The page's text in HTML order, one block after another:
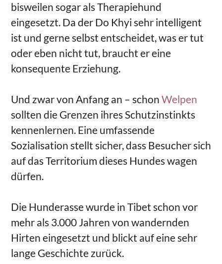
bisweilen sogar als Therapiehund
eingesetzt. Da der Do Khyi sehr intelligent
ist und gerne selbst entscheidet, was er tut
oder eben nicht tut, braucht er eine
konsequente Erziehung.
Und zwar von Anfang an – schon Welpen
sollten die Grenzen ihres Schutzinstinkts
kennenlernen. Eine umfassende
Sozialisation stellt sicher, dass Besucher sich
auf das Territorium dieses Hundes wagen
dürfen.
Die Hunderasse wurde in Tibet schon vor
mehr als 3.000 Jahren von wandernden
Hirten eingesetzt und blickt auf eine sehr
lange Geschichte zurück.